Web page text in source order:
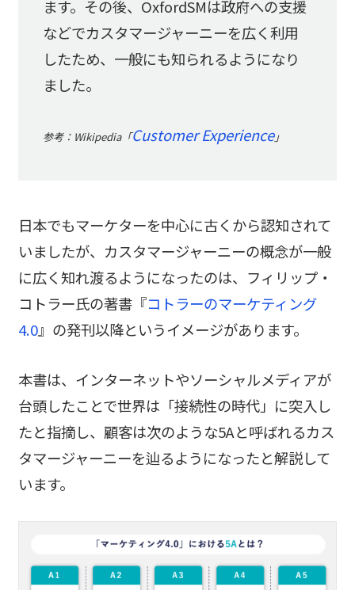
ます。その後、OxfordSMは政府への支援
などでカスタマージャーニーを広く利用
したため、一般にも知られるようになり
ました。
参考：Wikipedia「Customer Experience」
日本でもマーケターを中心に古くから認知されて
いましたが、カスタマージャーニーの概念が一般
に広く知れ渡るようになったのは、フィリップ・
コトラー氏の著書『コトラーのマーケティング
4.0』の発刊以降というイメージがあります。
本書は、インターネットやソーシャルメディアが
台頭したことで世界は「接続性の時代」に突入し
たと指摘し、顧客は次のような5Aと呼ばれるカス
タマージャーニーを辿るようになったと解説して
います。